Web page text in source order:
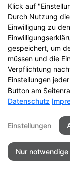
Zu LINDA.
Klick auf
Durch Nutzung
Einwilligung zu
gespeichert, um
müssen und die
Verpflichtung
Einstellungen
Button am
Datenschutz
Einstellungen
Nur